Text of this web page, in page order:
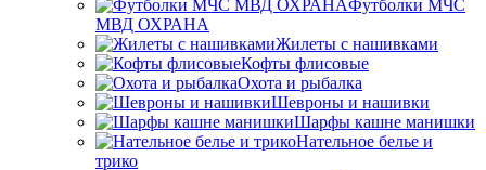
Футболки МЧС
МВД ОХРАНА
Жилеты с нашивками
Кофты флисовые
Охота и рыбалка
Шевроны и нашивки
Шарфы кашне манишки
Нательное белье и
трико